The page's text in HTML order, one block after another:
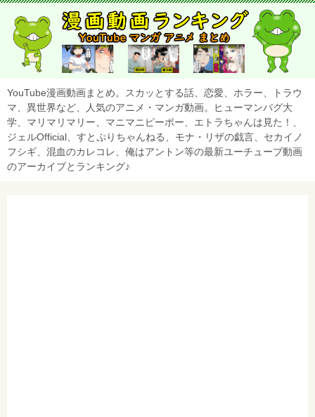
YouTube漫画動画まとめ。スカッとする話、恋愛、ホラー、トラウ
マ、異世界など、人気のアニメ・マンガ動画。ヒューマンバグ大
学、マリマリマリー、マニマニピーポー、エトラちゃんは見た！、
ジェルOfficial、すとぷりちゃんねる、モナ・リザの戯言、セカイノ
フシギ、混血のカレコレ、俺はアントン等の最新ユーチューブ動画
のアーカイブとランキング♪